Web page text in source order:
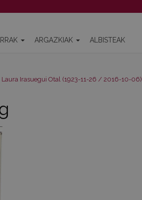
ARGAZKIAK ALBISTEAK
Laura Irasuegui Otal (1923-11-26 / 2016-10-06)